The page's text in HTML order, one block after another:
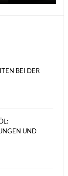
BEI DER
UND